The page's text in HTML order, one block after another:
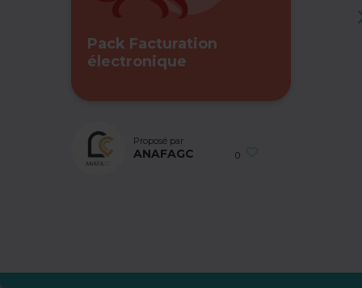
Pack Facturation
électronique
Proposé par
ANAFAGC 0